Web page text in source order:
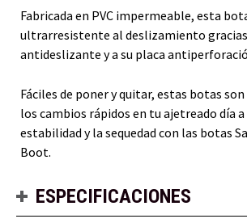
Fabricada en PVC impermeable, esta
ultrarresistente al deslizamiento gracias
antideslizante y a su placa
Fáciles de poner y quitar, estas botas
los cambios rápidos en tu ajetreado día
estabilidad y la sequedad con las botas
Boot.
ESPECIFICACIONES